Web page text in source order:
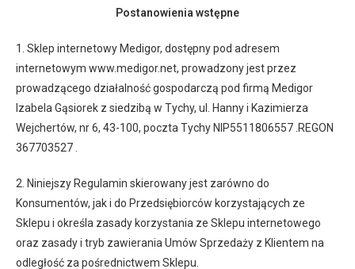
Postanowienia wstępne
1. Sklep internetowy Medigor, dostępny pod adresem
internetowym www.medigor.net, prowadzony jest przez
prowadzącego działalność gospodarczą pod firmą Medigor
Izabela Gąsiorek z siedzibą w Tychy, ul. Hanny i Kazimierza
Wejchertów, nr 6, 43-100, poczta Tychy NIP5511806557 .REGON
367703527 .
2. Niniejszy Regulamin skierowany jest zarówno do
Konsumentów, jak i do Przedsiębiorców korzystających ze
Sklepu i określa zasady korzystania ze Sklepu internetowego
oraz zasady i tryb zawierania Umów Sprzedaży z Klientem na
odległość za pośrednictwem Sklepu.